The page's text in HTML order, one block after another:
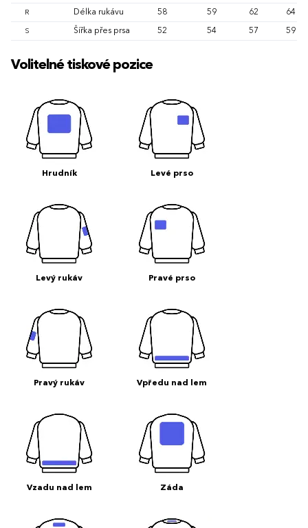
R Délka rukávu 58 59 62 64
S Šířka přes prsa 52 54 57 59
Volitelné tiskové pozice
Hrudník Levé prso
Levý rukáv Pravé prso
Pravý rukáv Vpředu nad lem
Vzadu nad lem Záda